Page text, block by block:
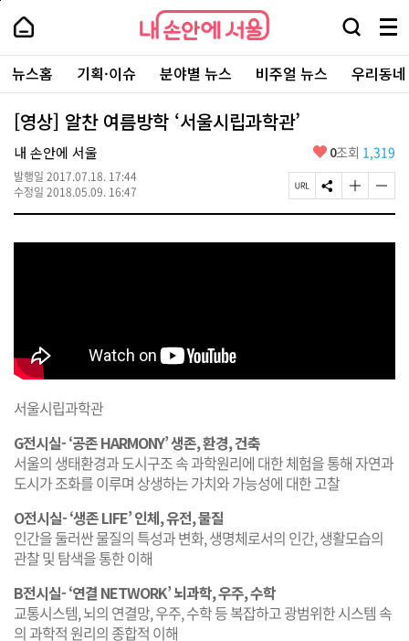
본
로
가
내
손
안
에
서
울
-
서
울
시
대
표
소
포
내
손
에
울
검
창
열
기
메
뉴
전
체
보
주
요
서
뉴스홈 기획·이슈 분야별 뉴스 비주얼 뉴스 우리동
[영상] 알찬 여름방학 ‘서울시립과학관’
내 손안에 서울
발행일 2017.07.18. 17:44
수정일 2018.05.09. 16:47
좋
요
0조회 1,319
페
이
U
S
N
공
글
자
기
글
자
기
서울시립과학관
G전시실- ‘공존 HARMONY’ 생존, 환경, 건축
서울의 생태환경과 도시구조 속 과학원리에 대한 체험을 통해 자연과
도시가 조화를 이루며 상생하는 가치와 가능성에 대한 고찰
O전시실- ‘생존 LIFE’ 인체, 유전, 물질
인간을 둘러싼 물질의 특성과 변화, 생명체로서의 인간, 생활모습의
관찰 및 탐색을 통한 이해
B전시실- ‘연결 NETWORK’ 뇌과학, 우주, 수학
교통시스템, 뇌의 연결망, 우주, 수학 등 복잡하고 광범위한 시스템 속
의 과학적 원리의 종합적 이해
페
상
단
로